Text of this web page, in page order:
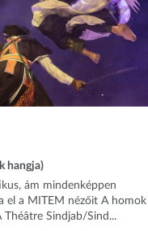
hangja)
ám mindenképpen
el a MITEM nézőit A homok
Théâtre Sindjab/Sind...